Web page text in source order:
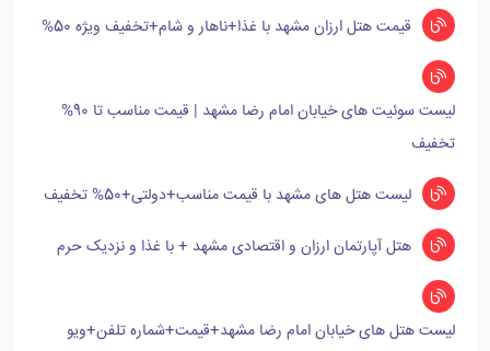
قیمت هتل ارزان مشهد با غذا+ناهار و شام+تخفیف ویژه 50%
لیست سوئیت های خیابان امام رضا مشهد | قیمت مناسب تا 90%
تخفیف
لیست هتل های مشهد با قیمت مناسب+دولتی+50% تخفیف
هتل آپارتمان ارزان و اقتصادی مشهد + با غذا و نزدیک حرم
لیست هتل های خیابان امام رضا مشهد+قیمت+شماره تلفن+ویو